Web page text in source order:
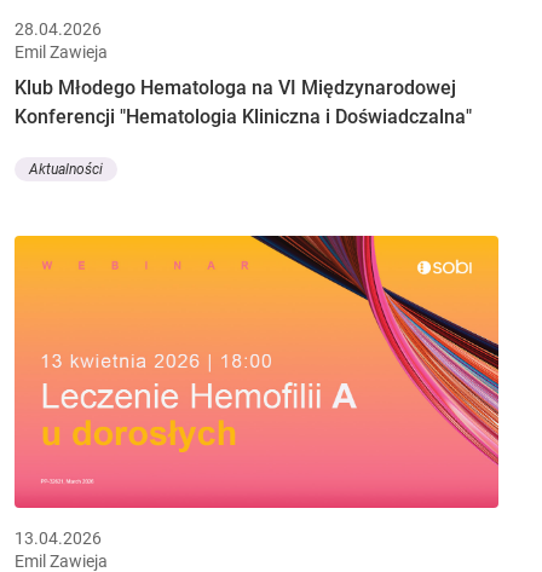
28.04.2026
Emil Zawieja
Klub Młodego Hematologa na VI Międzynarodowej
Konferencji "Hematologia Kliniczna i Doświadczalna"
Aktualności
13.04.2026
Emil Zawieja